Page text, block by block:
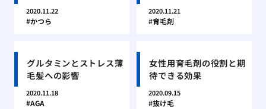
2020.11.22
かつら
2020.11.21
育毛剤
グルタミンとストレス薄
毛髪への影響
2020.11.18
AGA
女性用育毛剤の役割と期
待できる効果
2020.09.15
抜け毛